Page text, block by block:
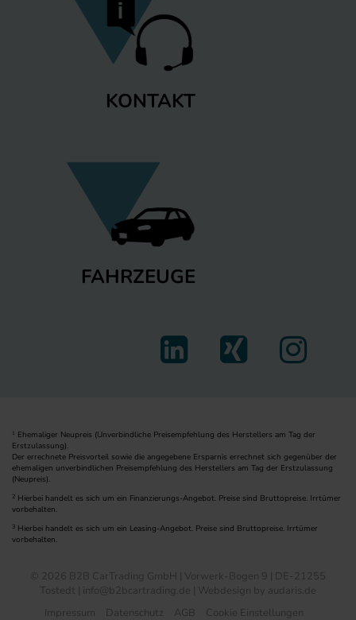
KONTAKT
FAHRZEUGE
1
Ehemaliger Neupreis (Unverbindliche Preisempfehlung des Herstellers am Tag der
Erstzulassung).
Der errechnete Preisvorteil sowie die angegebene Ersparnis errechnet sich gegenüber der
ehemaligen unverbindlichen Preisempfehlung des Herstellers am Tag der Erstzulassung
(Neupreis).
2 Hierbei handelt es sich um ein Finanzierungs-Angebot. Preise sind Bruttopreise. Irrtümer
vorbehalten.
3 Hierbei handelt es sich um ein Leasing-Angebot. Preise sind Bruttopreise. Irrtümer
vorbehalten.
© 2026 B2B CarTrading GmbH | Vorwerk-Bogen 9 | DE-21255
Tostedt | info@b2bcartrading.de | Webdesign by audaris.de
Impressum
Datenschutz AGB Cookie Einstellungen